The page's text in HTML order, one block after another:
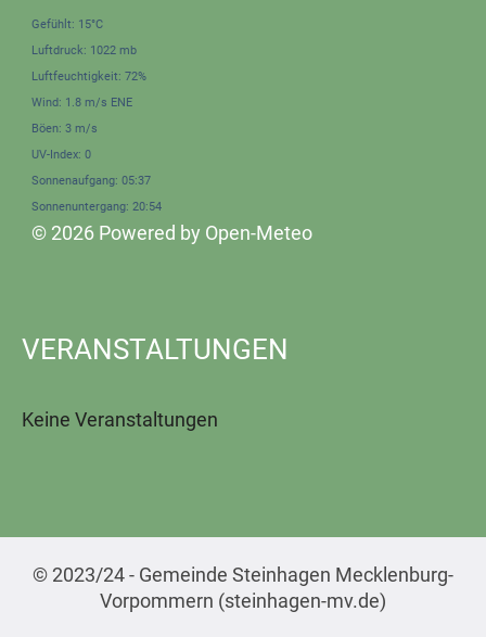
Gefühlt: 15°C
Luftdruck: 1022 mb
Luftfeuchtigkeit: 72%
Wind: 1.8 m/s ENE
Böen: 3 m/s
UV-Index: 0
Sonnenaufgang: 05:37
Sonnenuntergang: 20:54
© 2026 Powered by Open-Meteo
VERANSTALTUNGEN
Keine Veranstaltungen
© 2023/24 - Gemeinde Steinhagen Mecklenburg-
Vorpommern (steinhagen-mv.de)